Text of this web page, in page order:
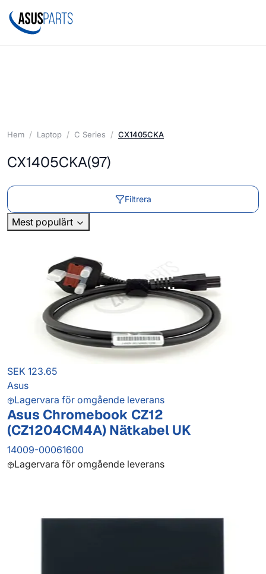
Hem Laptop C Series CX1405CKA
CX1405CKA(97)
Filtrera
Mest populärt
SEK 123.65
Asus
Lagervara för omgående leverans
Asus Chromebook CZ12
(CZ1204CM4A) Nätkabel UK
14009-00061600
Lagervara för omgående leverans